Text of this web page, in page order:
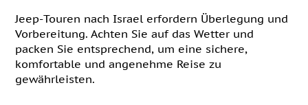
Jeep-Touren nach Israel erfordern Überlegung und
Vorbereitung. Achten Sie auf das Wetter und
packen Sie entsprechend, um eine sichere,
komfortable und angenehme Reise zu
gewährleisten.